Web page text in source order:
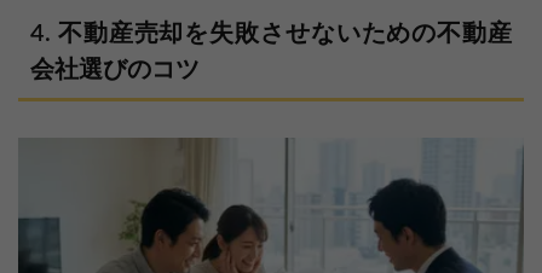
不動産売却を失敗させないための不動産
会社選びのコツ